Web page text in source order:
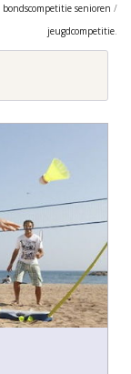
bondscompetitie senioren /
jeugdcompetitie.